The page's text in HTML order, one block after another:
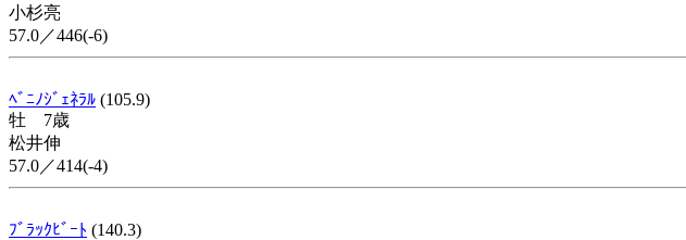
小杉亮
57.0／446(-6)
ﾍﾞﾆﾉｼﾞｪﾈﾗﾙ (105.9)
牡 7歳
松井伸
57.0／414(-4)
ﾌﾞﾗｯｸﾋﾞｰﾄ (140.3)